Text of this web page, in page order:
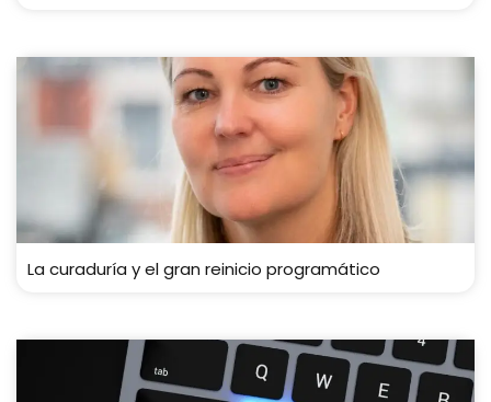
La curaduría y el gran reinicio programático